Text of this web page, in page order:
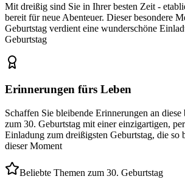
Mit dreißig sind Sie in Ihrer besten Zeit -
bereit für neue Abenteuer. Dieser besondere
Geburtstag verdient eine wunderschöne
Geburtstag
Erinnerungen fürs Leben
Schaffen Sie bleibende Erinnerungen an diese
zum 30. Geburtstag mit einer einzigartigen,
Einladung zum dreißigsten Geburtstag, die so
dieser Moment
Beliebte Themen zum 30. Geburtstag